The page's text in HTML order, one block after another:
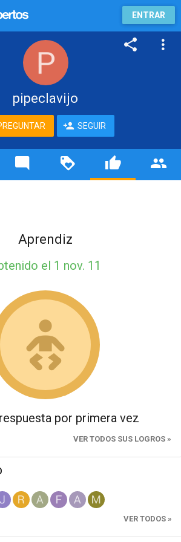
ENTRAR
pipeclavijo
SEGUIR
Aprendiz
el 1 nov. 11
por primera vez
VER TODOS SUS LOGROS »
VER TODOS »